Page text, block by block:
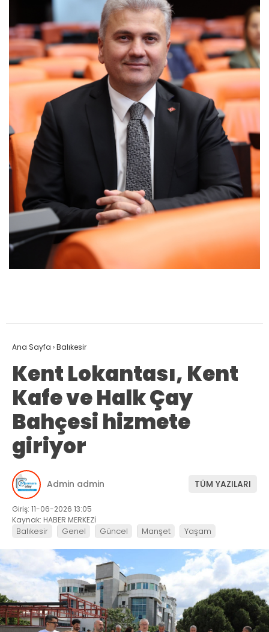
Ana Sayfa ›Balıkesir
Kent Lokantası, Kent
Kafe ve Halk Çay
Bahçesi hizmete
giriyor
Admin admin TÜM YAZILARI
Giriş: 11-06-2026 13:05
Kaynak: HABER MERKEZİ
Balıkesir Genel Güncel Manşet Yaşam